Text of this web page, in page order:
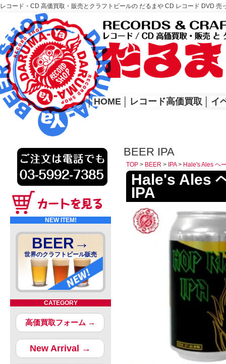
レコード・CD 高価買取・販売とクラフトビールの だるまや CD レコード DVD
レコード高価買取はこちら
HOME
│ HOME レコード高価買取 イ
NEW ITEM!
BEER→
世界のクラフトビール販売
CATEGORY
高価買取フォーム →
New Arrival →
BEER IPA
TOP > BEER > IPA> Hale's Ales ヘ
Hale's Ales
IPA